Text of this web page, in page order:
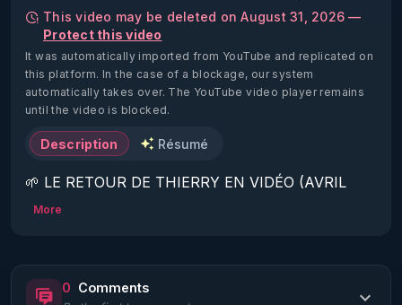
This video may be deleted on August 31, 2026 —
Protect this video
It was automatically imported from YouTube and replicated on
this platform. In the case of a blockage, our system
automatically takes over. The YouTube video player remains
until the video is blocked.
Description Résumé
🌱 LE RETOUR DE THIERRY EN VIDÉO (AVRIL
2022)!
https://www.rgnr.fr/presentation.html
More
0 Comments